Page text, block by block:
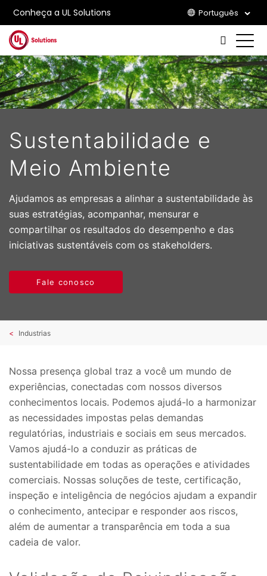
Conheça a UL Solutions Português
Skip to main content
Sustentabilidade e
Meio Ambiente
Ajudamos as empresas a alinhar a sustentabilidade às
suas estratégias, acompanhar, mensurar e
compartilhar os resultados do desempenho e das
iniciativas sustentáveis com os stakeholders.
Fale conosco
Industrias
Nossa presença global traz a você um mundo de
experiências, conectadas com nossos diversos
conhecimentos locais. Podemos ajudá-lo a harmonizar
as necessidades impostas pelas demandas
regulatórias, industriais e sociais em seus mercados.
Vamos ajudá-lo a conduzir as práticas de
sustentabilidade em todas as operações e atividades
comerciais. Nossas soluções de teste, certificação,
inspeção e inteligência de negócios ajudam a expandir
o conhecimento, antecipar e responder aos riscos,
além de aumentar a transparência em toda a sua
cadeia de valor.